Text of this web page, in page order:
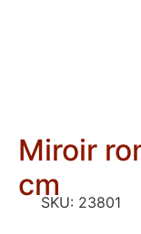
Miroir
cmSKU: 23801